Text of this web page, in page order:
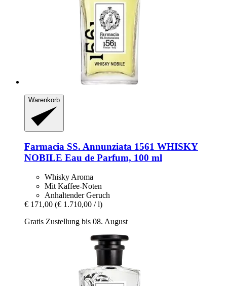
Warenkorb
Farmacia SS. Annunziata 1561 WHISKY
NOBILE Eau de Parfum, 100 ml
Whisky Aroma
Mit Kaffee-Noten
Anhaltender Geruch
€ 171,00 (€ 1.710,00 / l)
Gratis Zustellung bis 08. August